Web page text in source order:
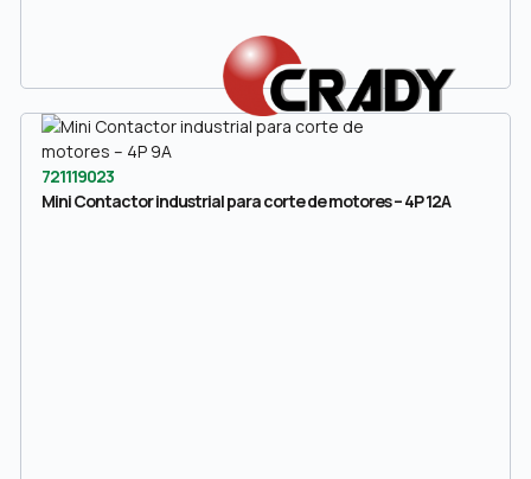
721119023
Mini Contactor industrial para corte de motores – 4P 12A